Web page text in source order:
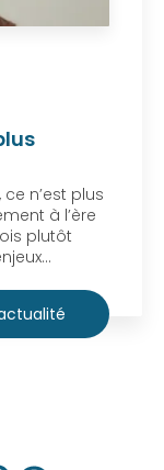
n’est plus
à l’ère
plutôt